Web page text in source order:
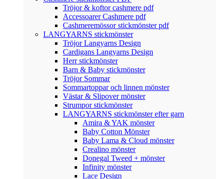
Tröjor & koftor cashmere pdf
Accessoarer Cashmere pdf
Cashmeremössor stickmönster pdf
LANGYARNS stickmönster
Tröjor Langyarns Design
Cardigans Langyarns Design
Herr stickmönster
Barn & Baby stickmönster
Tröjor Sommar
Sommartoppar och linnen mönster
Västar & Slipover mönster
Strumpor stickmönster
LANGYARNS stickmönster efter garn
Amira & YAK mönster
Baby Cotton Mönster
Baby Lama & Cloud mönster
Crealino mönster
Donegal Tweed + mönster
Infinity mönster
Lace Design